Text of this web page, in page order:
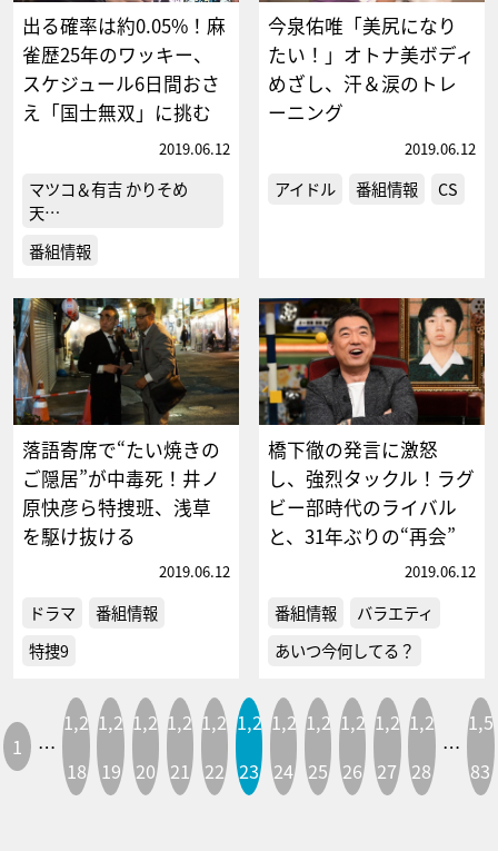
出る確率は約0.05%！麻
雀歴25年のワッキー、
スケジュール6日間おさ
え「国士無双」に挑む
2019.06.12
マツコ＆有吉 かりそめ
天…
番組情報
今泉佑唯「美尻になり
たい！」オトナ美ボディ
めざし、汗＆涙のトレ
ーニング
2019.06.12
アイドル 番組情報 CS
落語寄席で“たい焼きの
ご隠居”が中毒死！井ノ
原快彦ら特捜班、浅草
を駆け抜ける
2019.06.12
ドラマ
番組情報
特捜9
橋下徹の発言に激怒
し、強烈タックル！ラグ
ビー部時代のライバル
と、31年ぶりの“再会”
2019.06.12
番組情報
バラエティ
あいつ今何してる？
1 …
1,2
18
1,2
19
1,2
20
1,2
21
1,2
22
1,2
23
1,2
24
1,2
25
1,2
26
1,2
27
1,2
28
…
1,5
83